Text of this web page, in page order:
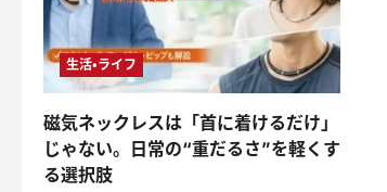
生活・ライフ
磁気ネックレスは「首に着けるだけ」
じゃない。日常の“重だるさ”を軽くす
る選択肢